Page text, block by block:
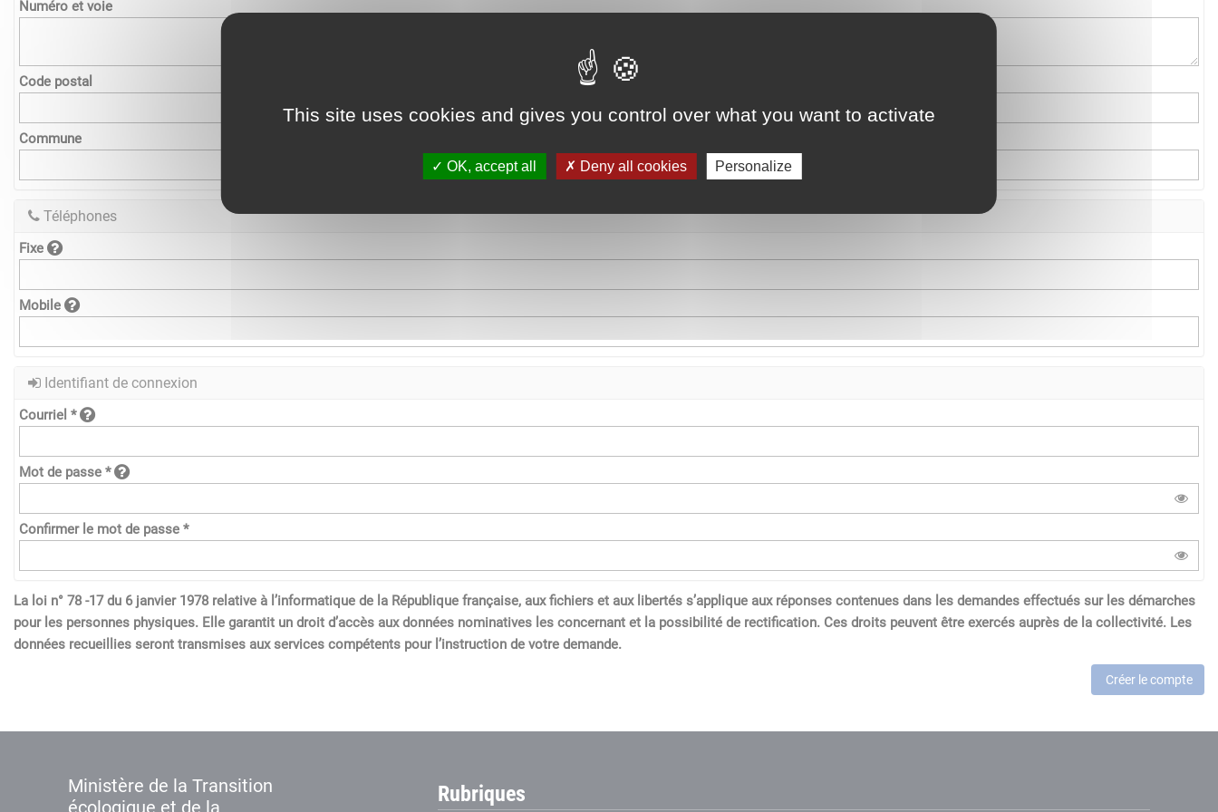
This site uses cookies and gives you control over what you want to activate
OK, accept all Deny all cookies Personalize
Numéro et voie
Code postal
Commune
Téléphones
Fixe
Mobile
Identifiant de connexion
Courriel *
Mot de passe *
Confirmer le mot de passe *
La loi n° 78 -17 du 6 janvier 1978 relative à l’informatique de la République française, aux fichiers et aux libertés s’applique aux réponses contenues dans les demandes effectués sur les démarches
pour les personnes physiques. Elle garantit un droit d’accès aux données nominatives les concernant et la possibilité de rectification. Ces droits peuvent être exercés auprès de la collectivité. Les
données recueillies seront transmises aux services compétents pour l’instruction de votre demande.
Créer le compte
Ministère de la Transition
écologique et de la
Rubriques